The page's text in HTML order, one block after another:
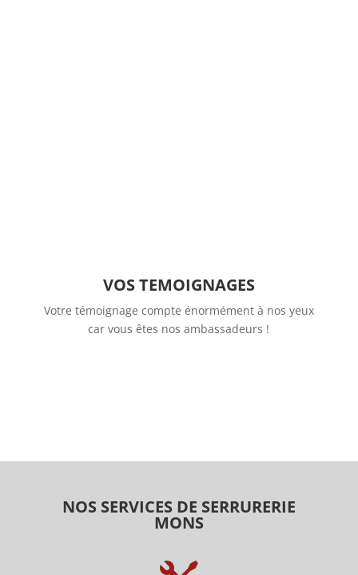
VOS TEMOIGNAGES
Votre témoignage compte énormément à nos yeux
car vous êtes nos ambassadeurs !
NOS SERVICES DE SERRURERIE
MONS